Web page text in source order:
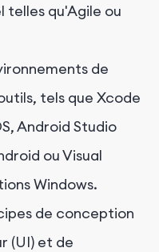
qu'Agile ou
de
tels que Xcode
Android Studio
ou Visual
Windows.
de conception
(UI) et de